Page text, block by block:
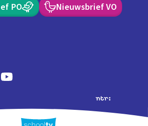
PO Nieuwsbrief VO